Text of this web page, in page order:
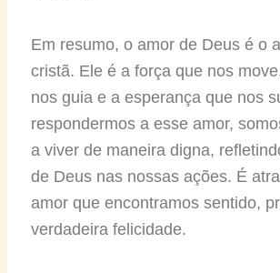
Em resumo, o amor de Deus é o
cristã. Ele é a força que nos
nos guia e a esperança que nos
respondermos a esse amor,
a viver de maneira digna,
de Deus nas nossas ações. É
amor que encontramos sentido,
verdadeira felicidade.